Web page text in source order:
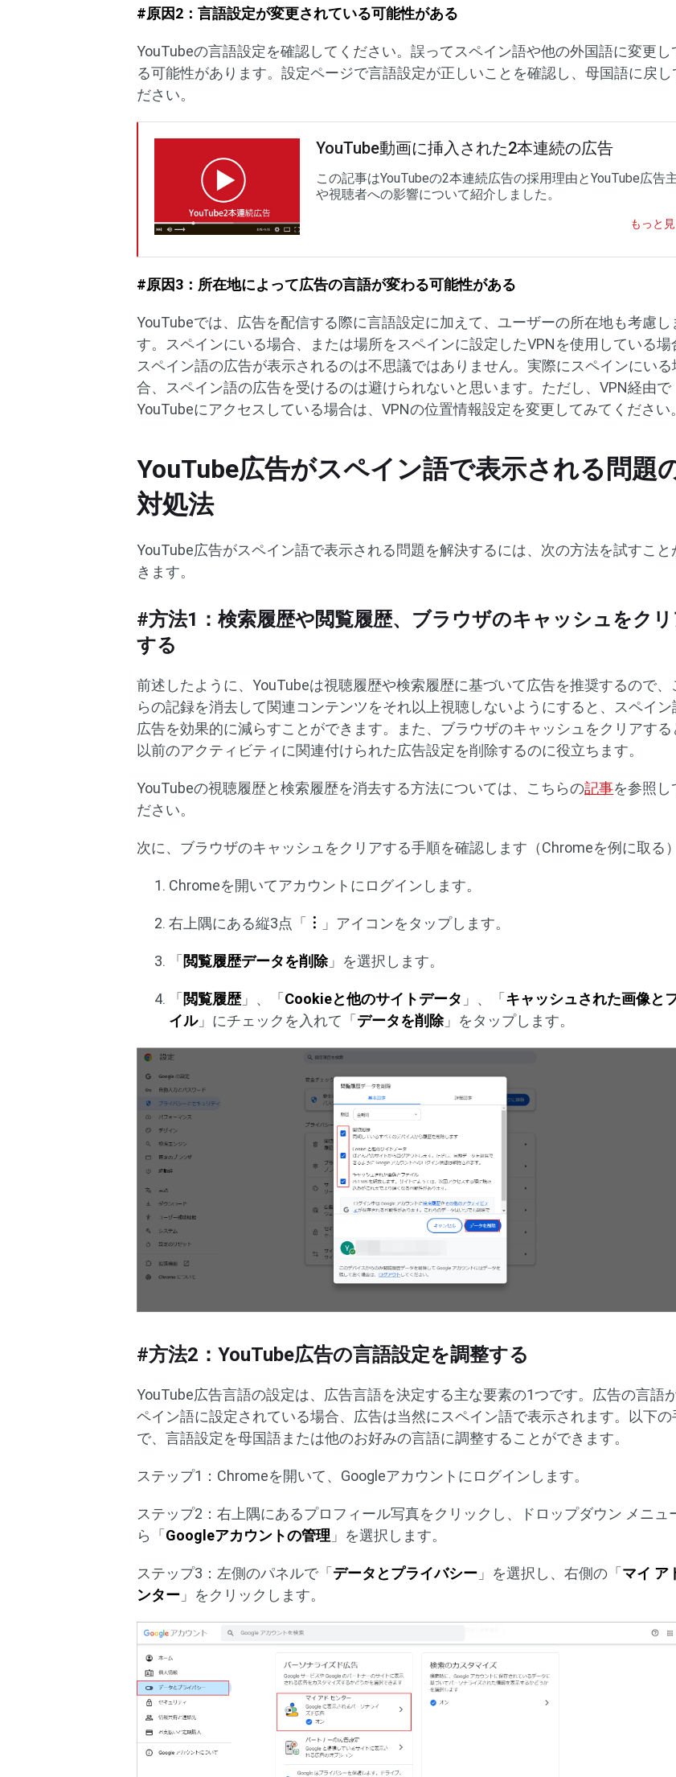
#原因2：言語設定が変更されている可能性がある
YouTubeの言語設定を確認してください。誤ってスペイン語や他の外国語に変更し
る可能性があります。設定ページで言語設定が正しいことを確認し、母国語に戻し
ださい。
YouTube動画に挿入された2本連続の広告
この記事はYouTubeの2本連続広告の採用理由とYouTube広告
や視聴者への影響について紹介しました。
もっと
#原因3：所在地によって広告の言語が変わる可能性がある
YouTubeでは、広告を配信する際に言語設定に加えて、ユーザーの所在地も考慮し
す。スペインにいる場合、または場所をスペインに設定したVPNを使用している場
スペイン語の広告が表示されるのは不思議ではありません。実際にスペインにいる
合、スペイン語の広告を受けるのは避けられないと思います。ただし、VPN経由で
YouTubeにアクセスしている場合は、VPNの位置情報設定を変更してみてください。
YouTube広告がスペイン語で表示される問題
対処法
YouTube広告がスペイン語で表示される問題を解決するには、次の方法を試すこと
きます。
#方法1：検索履歴や閲覧履歴、ブラウザのキャッシュをク
する
前述したように、YouTubeは視聴履歴や検索履歴に基づいて広告を推奨するので、
らの記録を消去して関連コンテンツをそれ以上視聴しないようにすると、スペイン
広告を効果的に減らすことができます。また、ブラウザのキャッシュをクリアする
以前のアクティビティに関連付けられた広告設定を削除するのに役立ちます。
YouTubeの視聴履歴と検索履歴を消去する方法については、こちらの記事を参照し
ださい。
次に、ブラウザのキャッシュをクリアする手順を確認します（Chromeを例に取る）
Chromeを開いてアカウントにログインします。
右上隅にある縦3点「 ︙ 」アイコンをタップします。
「 閲覧履歴データを削除」を選択します。
「 閲覧履歴 」、「 Cookieと他のサイトデータ 」、「 キャッシュされた画像と
イル」にチェックを入れて「 データを削除」をタップします。
#方法2：YouTube広告の言語設定を調整する
YouTube広告言語の設定は、広告言語を決定する主な要素の1つです。広告の言語
ペイン語に設定されている場合、広告は当然にスペイン語で表示されます。以下の
で、言語設定を母国語または他のお好みの言語に調整することができます。
ステップ1：Chromeを開いて、Googleアカウントにログインします。
ステップ2：右上隅にあるプロフィール写真をクリックし、ドロップダウン メニュ
ら「 Googleアカウントの管理 」を選択します。
ステップ3：左側のパネルで「 データとプライバシー 」を選択し、右側の「 マイ ア
ンター 」をクリックします。